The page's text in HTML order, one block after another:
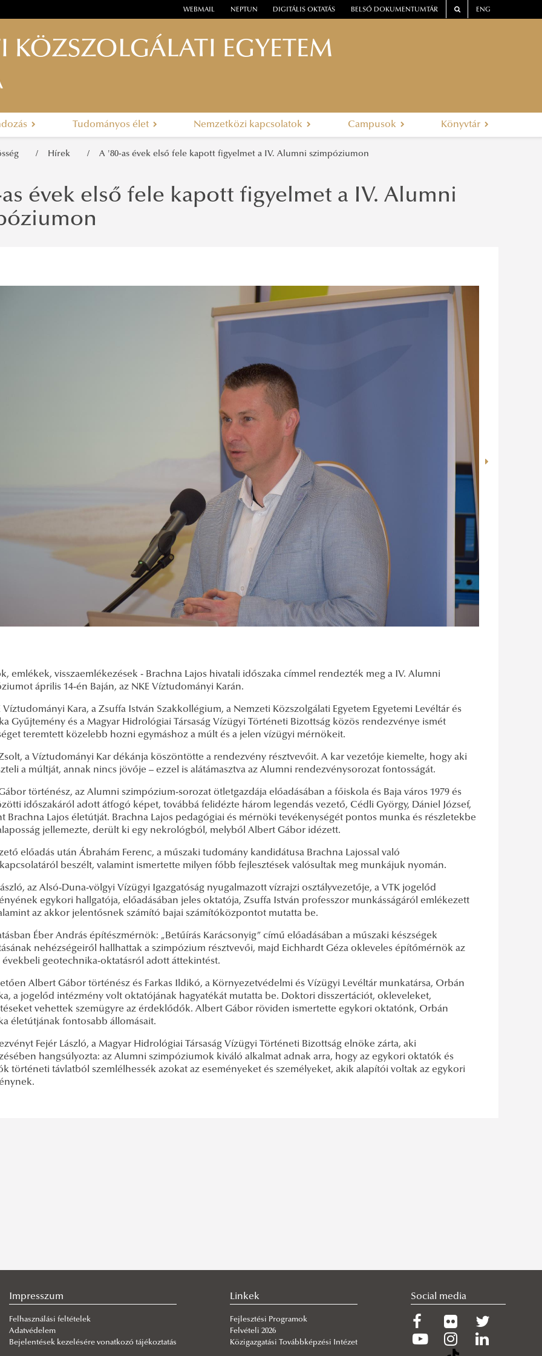
WEBMAIL NEPTUN DIGITÁLIS OKTATÁS BELSŐ DOKUMENTUMTÁR ENG
KÖZSZOLGÁLATI EGYETEM
Tudományos élet Nemzetközi kapcsolatok Campusok Könyvtár
Hírek A '80-as évek első fele kapott figyelmet a IV. Alumni szimpóziumon
évek első fele kapott figyelmet a IV. Alumni
emlékek, visszaemlékezések - Brachna Lajos hivatali időszaka címmel rendezték meg a IV. Alumni
április 14-én Baján, az NKE Víztudományi Karán.
Víztudományi Kara, a Zsuffa István Szakkollégium, a Nemzeti Közszolgálati Egyetem Egyetemi Levéltár és
Gyűjtemény és a Magyar Hidrológiai Társaság Vízügyi Történeti Bizottság közös rendezvénye ismét
teremtett közelebb hozni egymáshoz a múlt és a jelen vízügyi mérnökeit.
a Víztudományi Kar dékánja köszöntötte a rendezvény résztvevőit. A kar vezetője kiemelte, hogy aki
a múltját, annak nincs jövője – ezzel is alátámasztva az Alumni rendezvénysorozat fontosságát.
történész, az Alumni szimpózium-sorozat ötletgazdája előadásában a főiskola és Baja város 1979 és
időszakáról adott átfogó képet, továbbá felidézte három legendás vezető, Cédli György, Dániel József,
Brachna Lajos életútját. Brachna Lajos pedagógiai és mérnöki tevékenységét pontos munka és részletekbe
jellemezte, derült ki egy nekrológból, melyből Albert Gábor idézett.
előadás után Ábrahám Ferenc, a műszaki tudomány kandidátusa Brachna Lajossal való
beszélt, valamint ismertette milyen főbb fejlesztések valósultak meg munkájuk nyomán.
az Alsó-Duna-völgyi Vízügyi Igazgatóság nyugalmazott vízrajzi osztályvezetője, a VTK jogelőd
egykori hallgatója, előadásában jeles oktatója, Zsuffa István professzor munkásságáról emlékezett
az akkor jelentősnek számító bajai számítóközpontot mutatta be.
Éber András építészmérnök: „Betűírás Karácsonyig” című előadásában a műszaki készségek
nehézségeiről hallhattak a szimpózium résztvevői, majd Eichhardt Géza okleveles építőmérnök az
évekbeli geotechnika-oktatásról adott áttekintést.
Albert Gábor történész és Farkas Ildikó, a Környezetvédelmi és Vízügyi Levéltár munkatársa, Orbán
a jogelőd intézmény volt oktatójának hagyatékát mutatta be. Doktori disszertációt, okleveleket,
vehettek szemügyre az érdeklődők. Albert Gábor röviden ismertette egykori oktatónk, Orbán
életútjának fontosabb állomásait.
Fejér László, a Magyar Hidrológiai Társaság Vízügyi Történeti Bizottság elnöke zárta, aki
hangsúlyozta: az Alumni szimpóziumok kiváló alkalmat adnak arra, hogy az egykori oktatók és
történeti távlatból szemlélhessék azokat az eseményeket és személyeket, akik alapítói voltak az egykori
Impresszum
Felhasználási feltételek
Adatvédelem
Bejelentések kezelésére vonatkozó tájékoztatás
Linkek
Fejlesztési Programok
Felvételi 2026
Közigazgatási Továbbképzési Intézet
Social media